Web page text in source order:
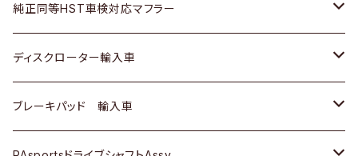
スバル
三菱
スバル
ダイハツ
マツダ
三菱
ダイハツ
マツダ
三菱
いすゞ
ダイハツ
マツダ
スズキ
日産
ダイハツ
ホンダ
スズキ
日産
ホンダ
スズキ
日産
純正同等HST車検対応マフラー
トヨタ
ホンダ
ディスクローター輸入車
ＡＵＤＩ
ブレーキパッド 輸入車